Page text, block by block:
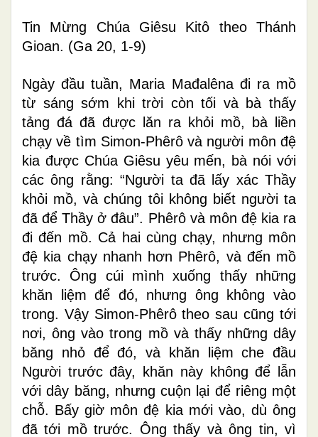
Tin Mừng Chúa Giêsu Kitô theo Thánh
Gioan. (Ga 20, 1-9)
Ngày đầu tuần, Maria Mađalêna đi ra mồ
từ sáng sớm khi trời còn tối và bà thấy
tảng đá đã được lăn ra khỏi mồ, bà liền
chạy về tìm Simon-Phêrô và người môn đệ
kia được Chúa Giêsu yêu mến, bà nói với
các ông rằng: “Người ta đã lấy xác Thầy
khỏi mồ, và chúng tôi không biết người ta
đã để Thầy ở đâu”. Phêrô và môn đệ kia ra
đi đến mồ. Cả hai cùng chạy, nhưng môn
đệ kia chạy nhanh hơn Phêrô, và đến mồ
trước. Ông cúi mình xuống thấy những
khăn liệm để đó, nhưng ông không vào
trong. Vậy Simon-Phêrô theo sau cũng tới
nơi, ông vào trong mồ và thấy những dây
băng nhỏ để đó, và khăn liệm che đầu
Người trước đây, khăn này không để lẫn
với dây băng, nhưng cuộn lại để riêng một
chỗ. Bấy giờ môn đệ kia mới vào, dù ông
đã tới mồ trước. Ông thấy và ông tin, vì